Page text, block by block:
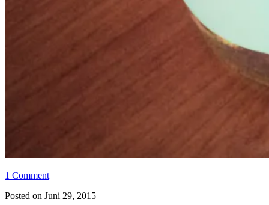
1 Comment
Posted on Juni 29, 2015